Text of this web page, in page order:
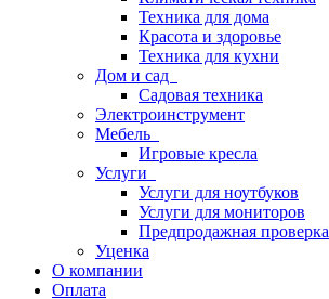
Техника для дома
Красота и здоровье
Техника для кухни
Дом и сад
Садовая техника
Электроинструмент
Мебель
Игровые кресла
Услуги
Услуги для ноутбуков
Услуги для мониторов
Предпродажная проверка
Уценка
О компании
Оплата